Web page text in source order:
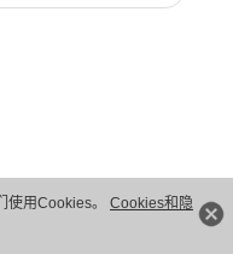
使用Cookies。 Cookies和隐
一切权利。粤A2-20044005号
明